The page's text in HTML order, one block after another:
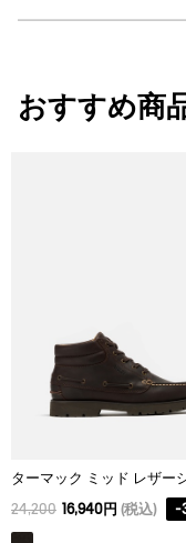
AIGLE for
・原産国：ポルトガル
・素材：アッパー:フルグ
おすすめ商
ターマック ミッド レザー
24,200 16,940円 (税込) -